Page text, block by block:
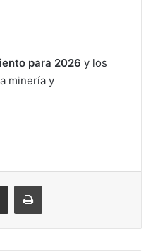
para 2026 y los
minería y
Compartir por correo electrónicoImprimir